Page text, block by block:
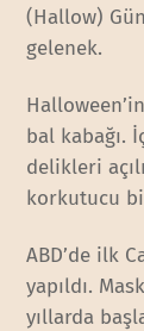
(Hallow)
gelenek.
bal kabağı.
delikleri
korkutucu
ABD’de ilk
yapıldı.
yıllarda